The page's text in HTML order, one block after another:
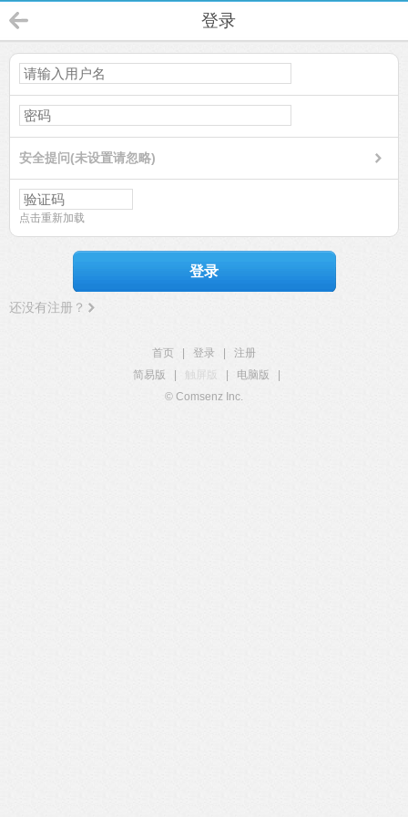
登录
安全提问(未设置请忽略)
点击重新加载
登录
还没有注册？
首页 登录
注册
简易版
触屏版 电脑版
© Comsenz Inc.